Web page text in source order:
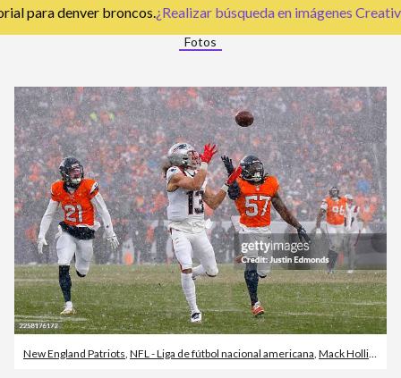
para denver broncos. ¿Realizar búsqueda en imágenes
Fotos
New England Patriots, NFL - Liga de fútbol nacional americana, Mack Hollins